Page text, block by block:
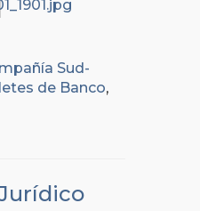
Sud-
de Banco,